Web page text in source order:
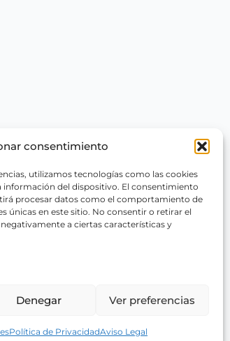
consentimiento
utilizamos tecnologías como las cookies
información del dispositivo. El consentimiento
procesar datos como el comportamiento de
únicas en este sitio. No consentir o retirar el
a ciertas características y
Denegar Ver preferencias
Política de PrivacidadAviso Legal